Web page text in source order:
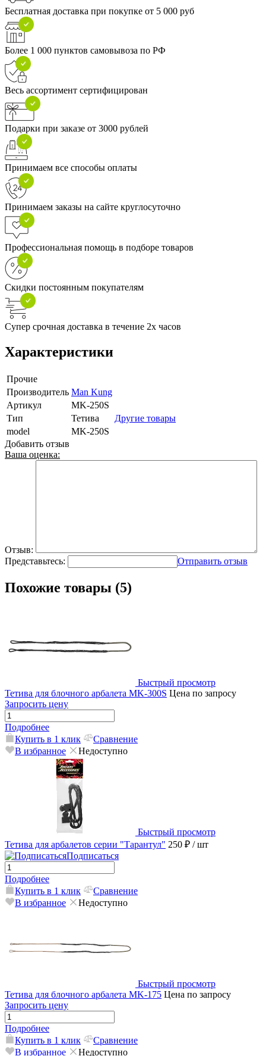
Бесплатная доставка при покупке от 5 000 руб
Более 1 000 пунктов самовывоза по РФ
Весь ассортимент сертифицирован
Подарки при заказе от 3000 рублей
Принимаем все способы оплаты
Принимаем заказы на сайте круглосуточно
Профессиональная помощь в подборе товаров
Скидки постоянным покупателям
Супер срочная доставка в течение 2х часов
Характеристики
Прочие
Производитель Man Kung
Артикул
MK-250S
Тип
Тетива
Другие товары
model
MK-250S
Добавить отзыв
Ваша оценка:
Отзыв:
Представьтесь:
Отправить отзыв
Похожие товары (5)
Быстрый просмотр
Тетива для блочного арбалета MK-300S Цена по запросу
Запросить цену
Подробнее
Купить в 1 клик
Сравнение
В избранное
Недоступно
Быстрый просмотр
Тетива для арбалетов серии "Тарантул" 250 ₽ / шт
Подписаться
Подробнее
Купить в 1 клик
Сравнение
В избранное
Недоступно
Быстрый просмотр
Тетива для блочного арбалета MK-175 Цена по запросу
Запросить цену
Подробнее
Купить в 1 клик
Сравнение
В избранное
Недоступно